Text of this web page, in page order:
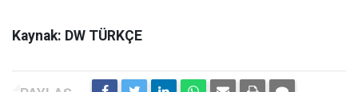
Kaynak: DW TÜRKÇE